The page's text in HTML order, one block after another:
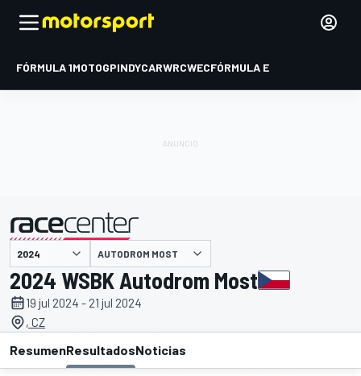
FÓRMULA 1MOTOGPINDYCARWRCWECFÓRMULA E
presentado por AUTODROM MOST
2024 WSBK Autodrom Most
19 jul 2024 - 21 jul 2024
, CZ
ResumenResultadosNoticias